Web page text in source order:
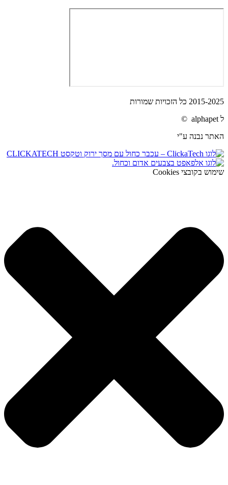
2015-2025 כל הזכויות שמורות
ל alphapet ©
האתר נבנה ע"י
שימוש בקובצי Cookies